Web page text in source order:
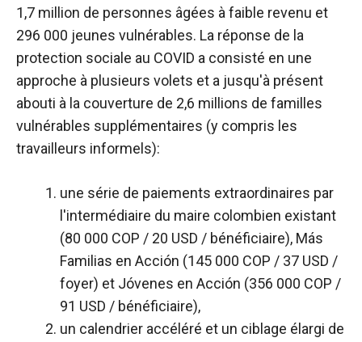
1,7 million de personnes âgées à faible revenu et
296 000 jeunes vulnérables. La réponse de la
protection sociale au COVID a consisté en une
approche à plusieurs volets et a jusqu'à présent
abouti à la couverture de 2,6 millions de familles
vulnérables supplémentaires (y compris les
travailleurs informels):
une série de paiements extraordinaires par
l'intermédiaire du maire colombien existant
(80 000 COP / 20 USD / bénéficiaire), Más
Familias en Acción (145 000 COP / 37 USD /
foyer) et Jóvenes en Acción (356 000 COP /
91 USD / bénéficiaire),
un calendrier accéléré et un ciblage élargi de